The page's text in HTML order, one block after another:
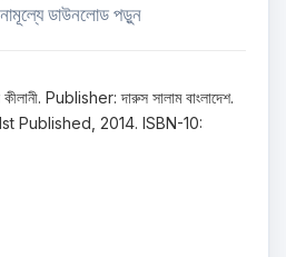
ডাউনলোড পড়ুন
Publisher: দারুস সালাম বাংলাদেশ.
Published, 2014. ISBN-10: